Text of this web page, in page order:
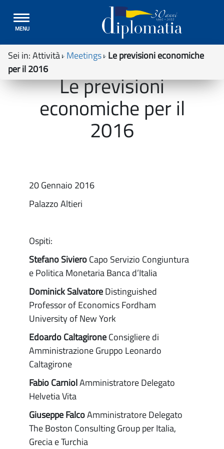
Toggle
navigation
MENU
Sei in:Attività Meetings Le previsioni economiche
per il 2016
Le previsioni
economiche per il
2016
20 Gennaio 2016
Palazzo Altieri
Ospiti:
Stefano SivieroCapo Servizio Congiuntura
e Politica Monetaria Banca d’Italia
Dominick SalvatoreDistinguished
Professor of Economics Fordham
University of New York
Edoardo CaltagironeConsigliere di
Amministrazione Gruppo Leonardo
Caltagirone
Fabio CarniolAmministratore Delegato
Helvetia Vita
Giuseppe FalcoAmministratore Delegato
The Boston Consulting Group per Italia,
Grecia e Turchia